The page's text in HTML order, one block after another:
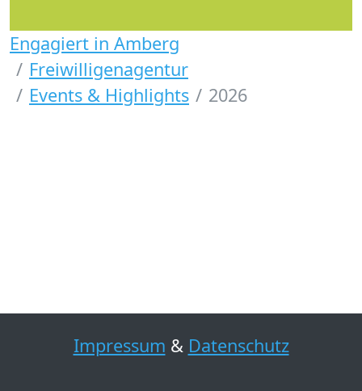
Engagiert in Amberg
Freiwilligenagentur
Events & Highlights
2026
Impressum & Datenschutz